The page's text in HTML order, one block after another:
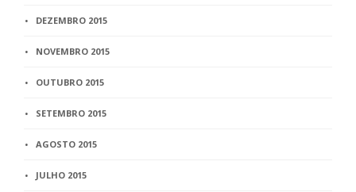
DEZEMBRO 2015
NOVEMBRO 2015
OUTUBRO 2015
SETEMBRO 2015
AGOSTO 2015
JULHO 2015